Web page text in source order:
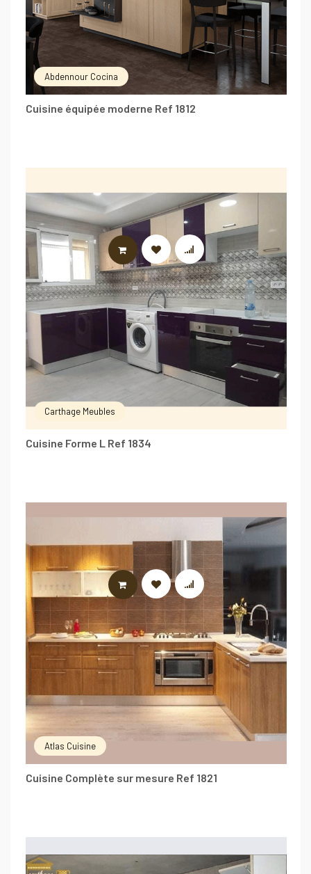
Abdennour Cocina
Cuisine équipée moderne Ref 1812
Carthage Meubles
Cuisine Forme L Ref 1834
LIRE LA SUITE
Atlas Cuisine
Cuisine Complète sur mesure Ref 1821
LIRE LA SUITE